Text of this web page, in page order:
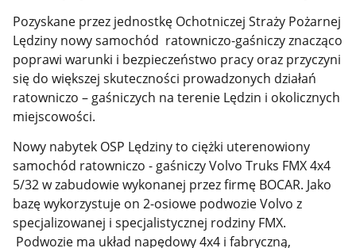
Pozyskane przez jednostkę Ochotniczej Straży Pożarnej
Lędziny nowy samochód ratowniczo-gaśniczy znacząco
poprawi warunki i bezpieczeństwo pracy oraz przyczyni
się do większej skuteczności prowadzonych działań
ratowniczo – gaśniczych na terenie Lędzin i okolicznych
miejscowości.
Nowy nabytek OSP Lędziny to ciężki uterenowiony
samochód ratowniczo - gaśniczy Volvo Truks FMX 4x4
5/32 w zabudowie wykonanej przez firmę BOCAR. Jako
bazę wykorzystuje on 2-osiowe podwozie Volvo z
specjalizowanej i specjalistycznej rodziny FMX.
Podwozie ma układ napędowy 4x4 i fabryczną,